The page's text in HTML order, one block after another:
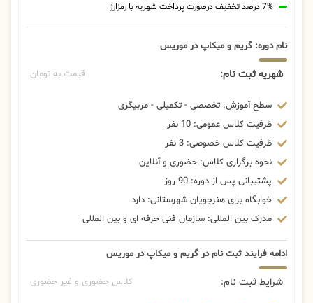
7% درصد تخفیف درصورت پرداخت شهریه با رمزارز
نام دوره: گریم و میکاپ در موریس
شهریه ثبت نام: قیمت به تومان
سطح آموزش: تخصصی - تکمیلی - مربیگری
ظرفیت کلاس عمومی: 10 نفر
ظرفیت کلاس خصوصی: 3 نفر
نحوه برگزاری کلاس: حضوری و آنلاین
پشتیبانی پس از دوره: 90 روز
خوابگاه برای هنرجویان شهرستانی: دارد
مدرک بین المللی: سازمان فنی حرفه ای و بین المللی
ادامه فرایند ثبت نام در گریم و میکاپ در موریس
شرایط ثبت نام: کلاس حضوری و غیر حضوری